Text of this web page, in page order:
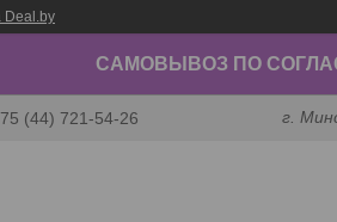
Deal.by
САМОВЫВОЗ ПО
(44) 721-54-26 г.